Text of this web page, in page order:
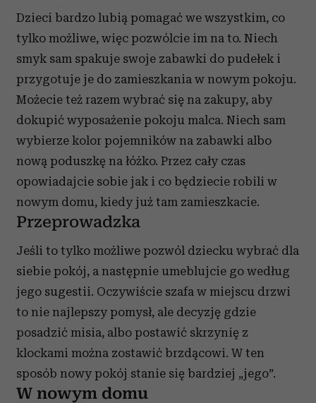
Dzieci bardzo lubią pomagać we wszystkim, co
tylko możliwe, więc pozwólcie im na to. Niech
smyk sam spakuje swoje zabawki do pudełek i
przygotuje je do zamieszkania w nowym pokoju.
Możecie też razem wybrać się na zakupy, aby
dokupić wyposażenie pokoju malca. Niech sam
wybierze kolor pojemników na zabawki albo
nową poduszkę na łóżko. Przez cały czas
opowiadajcie sobie jak i co będziecie robili w
nowym domu, kiedy już tam zamieszkacie.
Przeprowadzka
Jeśli to tylko możliwe pozwól dziecku wybrać dla
siebie pokój, a następnie umeblujcie go według
jego sugestii. Oczywiście szafa w miejscu drzwi
to nie najlepszy pomysł, ale decyzję gdzie
posadzić misia, albo postawić skrzynię z
klockami można zostawić brzdącowi. W ten
sposób nowy pokój stanie się bardziej „jego”.
W nowym domu